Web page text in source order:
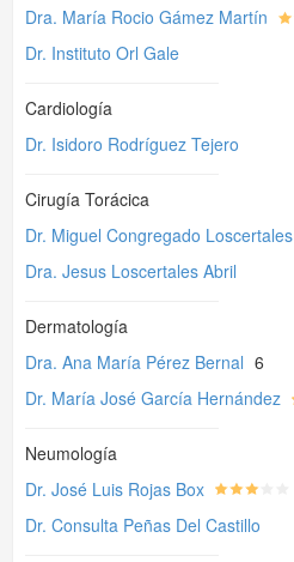
Dra. María Rocio Gámez Martín
Dr. Instituto Orl Gale
Cardiología
Dr. Isidoro Rodríguez Tejero
Cirugía Torácica
Dr. Miguel Congregado Loscertales
Dra. Jesus Loscertales Abril
Dermatología
Dra. Ana María Pérez Bernal 6
Dr. María José García Hernández
Neumología
Dr. José Luis Rojas Box
Dr. Consulta Peñas Del Castillo